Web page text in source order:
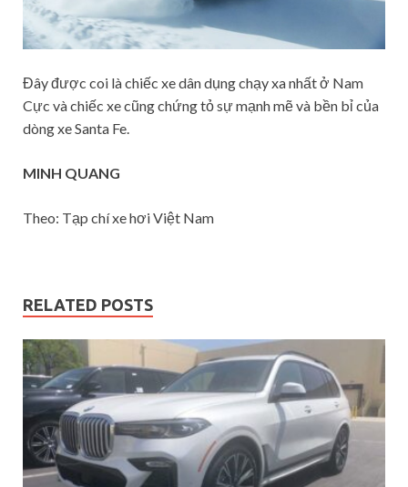
Đây được coi là chiếc xe dân dụng chạy xa nhất ở Nam
Cực và chiếc xe cũng chứng tỏ sự mạnh mẽ và bền bỉ của
dòng xe Santa Fe.
MINH QUANG
Theo: Tạp chí xe hơi Việt Nam
RELATED POSTS